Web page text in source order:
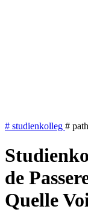
# studienkolleg #
de
Quelle